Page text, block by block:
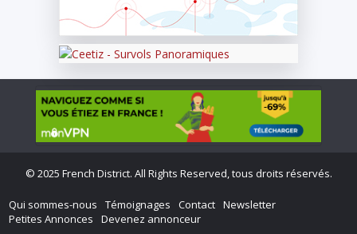
© 2025 French District. All Rights Reserved, tous droits réservés.
Qui sommes-nous Témoignages Contact Newsletter
Petites Annonces
Devenez annonceur